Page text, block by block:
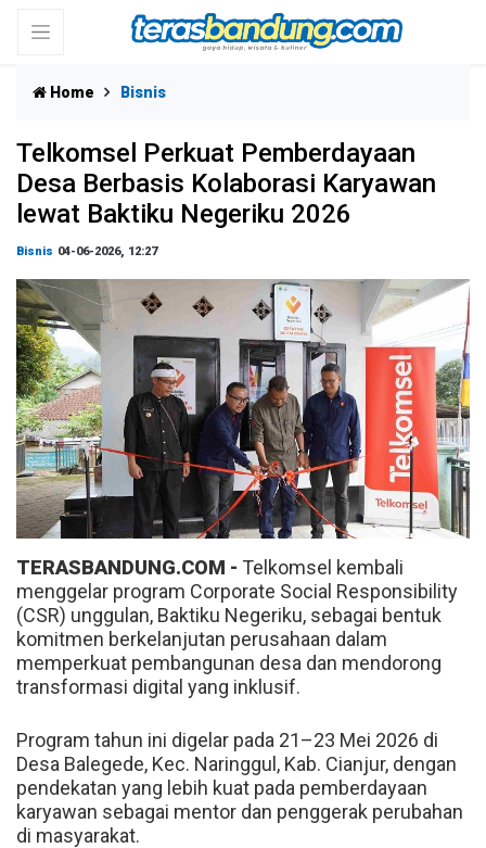
Home Bisnis
Telkomsel Perkuat Pemberdayaan
Desa Berbasis Kolaborasi Karyawan
lewat Baktiku Negeriku 2026
Bisnis 04-06-2026, 12:27
TERASBANDUNG.COM - Telkomsel kembali
menggelar program Corporate Social Responsibility
(CSR) unggulan, Baktiku Negeriku, sebagai bentuk
komitmen berkelanjutan perusahaan dalam
memperkuat pembangunan desa dan mendorong
transformasi digital yang inklusif.
Program tahun ini digelar pada 21–23 Mei 2026 di
Desa Balegede, Kec. Naringgul, Kab. Cianjur, dengan
pendekatan yang lebih kuat pada pemberdayaan
karyawan sebagai mentor dan penggerak perubahan
di masyarakat.